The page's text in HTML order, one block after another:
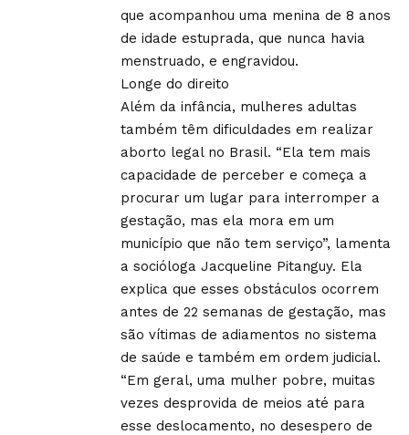
que acompanhou uma menina de 8 anos
de idade estuprada, que nunca havia
menstruado, e engravidou.
Longe do direito
Além da infância, mulheres adultas
também têm dificuldades em realizar
aborto legal no Brasil. “Ela tem mais
capacidade de perceber e começa a
procurar um lugar para interromper a
gestação, mas ela mora em um
município que não tem serviço”, lamenta
a socióloga Jacqueline Pitanguy. Ela
explica que esses obstáculos ocorrem
antes de 22 semanas de gestação, mas
são vítimas de adiamentos no sistema
de saúde e também em ordem judicial.
“Em geral, uma mulher pobre, muitas
vezes desprovida de meios até para
esse deslocamento, no desespero de